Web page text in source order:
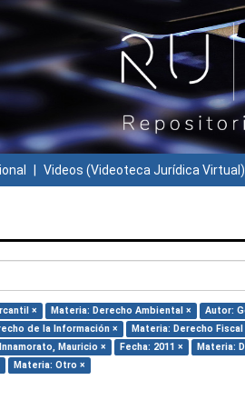
Videos (Videoteca Jurídica Virtual)
× Materia: Derecho Ambiental ×
Autor:
de la Información × Materia: Derecho Fiscal
Mauricio × Fecha: 2011 × Materia:
Materia: Otro ×